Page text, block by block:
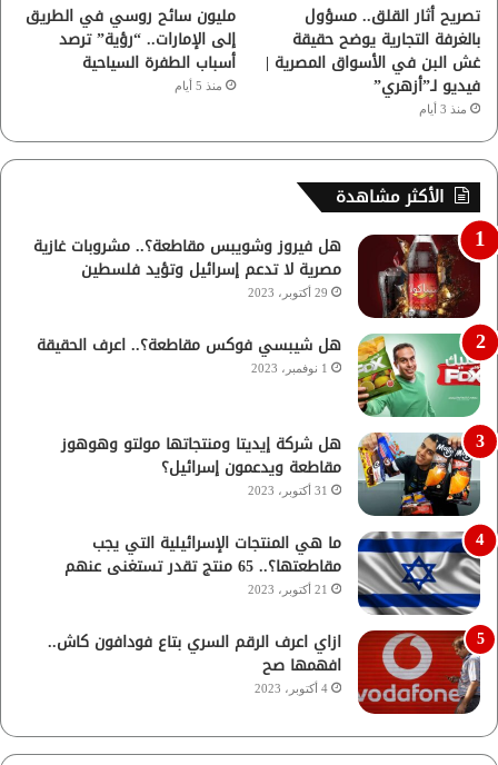
تصريح أثار القلق.. مسؤول
بالغرفة التجارية يوضح حقيقة
غش البن في الأسواق المصرية |
فيديو لـ”أزهري”
منذ 3 أيام
مليون سائح روسي في الطريق
إلى الإمارات.. “رؤية” ترصد
أسباب الطفرة السياحية
منذ 5 أيام
الأكثر مشاهدة
هل فيروز وشويبس مقاطعة؟.. مشروبات غازية
مصرية لا تدعم إسرائيل وتؤيد فلسطين
29 أكتوبر، 2023
هل شيبسي فوكس مقاطعة؟.. اعرف الحقيقة
1 نوفمبر، 2023
هل شركة إيديتا ومنتجاتها مولتو وهوهوز
مقاطعة ويدعمون إسرائيل؟
31 أكتوبر، 2023
ما هي المنتجات الإسرائيلية التي يجب
مقاطعتها؟.. 65 منتج تقدر تستغنى عنهم
21 أكتوبر، 2023
ازاي اعرف الرقم السري بتاع فودافون كاش..
افهمها صح
4 أكتوبر، 2023